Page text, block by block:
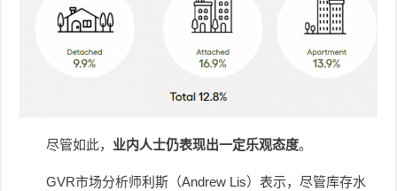
尽管如此， 业内人士仍表现出一定乐观态度。
GVR市场分析师利斯（Andrew Lis）表示，尽管库存水